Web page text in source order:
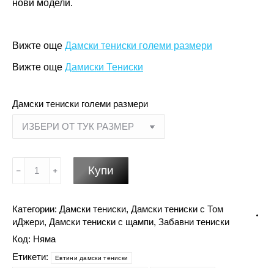
нови модели.
Вижте още Дамски тениски големи размери
Вижте още Дамиски Тениски
Дамски тениски големи размери
тениски
големи
размери-
Тениски
Купи
Категории: Дамски тениски, Дамски тениски с Том
иДжери, Дамски тениски с щампи, Забавни тениски
Код: Няма
Етикети:
Eвтини дамски тениски